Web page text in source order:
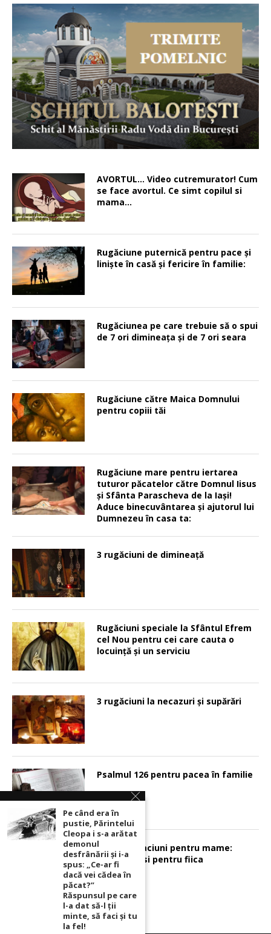
AVORTUL… Video cutremurator! Cum
se face avortul. Ce simt copilul si
mama…
Rugăciune puternică pentru pace şi
linişte în casă şi fericire în familie:
Rugăciunea pe care trebuie să o spui
de 7 ori dimineața și de 7 ori seara
Rugăciune către Maica Domnului
pentru copiii tăi
Rugăciune mare pentru iertarea
tuturor păcatelor către Domnul Iisus
şi Sfânta Parascheva de la Iaşi!
Aduce binecuvântarea şi ajutorul lui
Dumnezeu în casa ta:
3 rugăciuni de dimineață
Rugăciuni speciale la Sfântul Efrem
cel Nou pentru cei care cauta o
locuinţă şi un serviciu
3 rugăciuni la necazuri și supărări
Psalmul 126 pentru pacea în familie
Sunt 2 rugaciuni pentru mame:
pentru fiu si pentru fiica
Pe când era în
pustie, Părintelui
Cleopa i s-a arătat
demonul
desfrânării şi i-a
spus: „Ce-ar fi
dacă vei cădea în
păcat?”
Răspunsul pe care
l-a dat să-l ții
minte, să faci și tu
la fel!